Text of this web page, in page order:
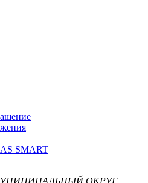
SMART
ОКРУГ